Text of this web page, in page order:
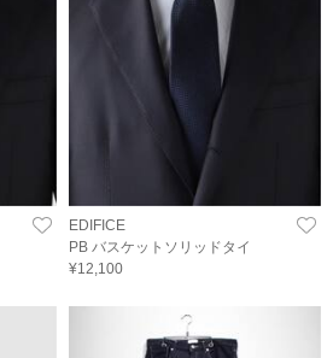
EDIFICE
PB バスケットソリッドタイ
¥12,100